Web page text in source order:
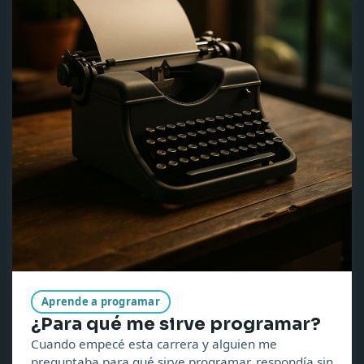
Aprende a programar
¿Para qué me sirve programar?
Cuando empecé esta carrera y alguien me